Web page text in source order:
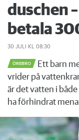
duschen
betala
30 JULI KL 08:30
ÖREBRO
Ett barn
vrider på
är det vatten i
ha förhindrat